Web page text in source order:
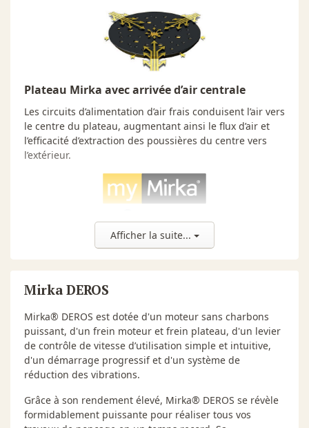
Plateau Mirka avec arrivée d’air centrale
Les circuits d’alimentation d’air frais conduisent l’air vers
le centre du plateau, augmentant ainsi le flux d’air et
l’efficacité d’extraction des poussières du centre vers
l’extérieur.
En plus du ponçage sans poussière, les ponceuses
Bluetooth® pour permettre un suivi des données de
vitesse et de vibrations en temps réel.Plus
d'information
Afficher la suite...
Mirka DEROS
Mirka® DEROS est dotée d'un moteur sans charbons
puissant, d'un frein moteur et frein plateau, d'un levier
de contrôle de vitesse d’utilisation simple et intuitive,
d'un démarrage progressif et d'un système de
réduction des vibrations.
Grâce à son rendement élevé, Mirka® DEROS se révèle
formidablement puissante pour réaliser tous vos